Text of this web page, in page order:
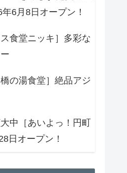
6月8日オープン！
食堂ニッキ］多彩な
の湯食堂］絶品アジ
中［あいよっ！円町
日オープン！